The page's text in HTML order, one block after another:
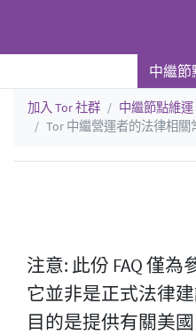
中繼節
加入 Tor 社群 中繼節點維運
Tor 中繼營運者的法律相關
注意: 此份 FAQ 僅為
它並非是正式法律
目的是提供有關美